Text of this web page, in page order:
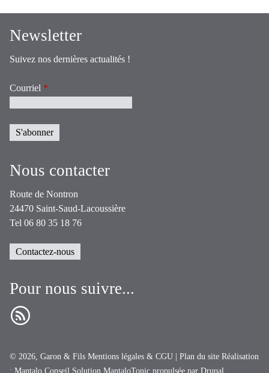
Newsletter
Suivez nos dernières actualités !
Courriel *
Nous contacter
Route de Nontron
24470 Saint-Saud-Lacoussière
Tel 06 80 35 18 76
Contactez-nous
Pour nous suivre...
© 2026, Garon & Fils Mentions légales & CGU Plan du site Réalisation
: Mantalo Conseil Solution MantaloTonic propulsée par Drupal